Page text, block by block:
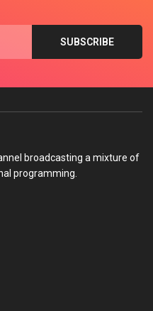
broadcasting a mixture of
programming.